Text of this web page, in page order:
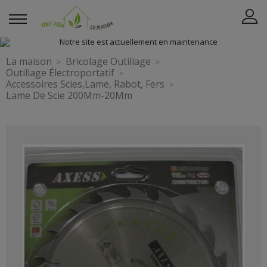
La maison
Bricolage Outillage
Outillage Électroportatif
Accessoires Scies,Lame, Rabot, Fers
Lame De Scie 200Mm-20Mm